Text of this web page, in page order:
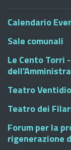
Calendario
Sale comunali
Le Cento Torri
Teatro
Teatro dei
Forum per la
rigenerazione